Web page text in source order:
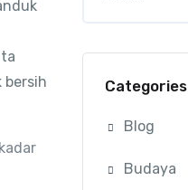
bersih
Categories
Blog
Budaya